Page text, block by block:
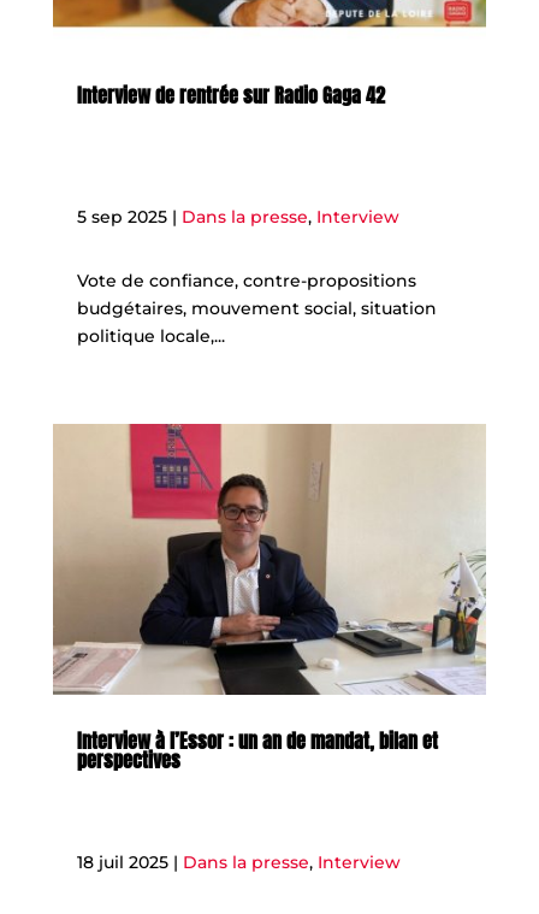
Interview de rentrée sur Radio Gaga 42
5 sep 2025| Dans la presse, Interview
​Vote de confiance, contre-propositions
budgétaires, mouvement social, situation
politique locale,...
Interview à l’Essor : un an de mandat, bilan et
perspectives
18 juil 2025| Dans la presse, Interview